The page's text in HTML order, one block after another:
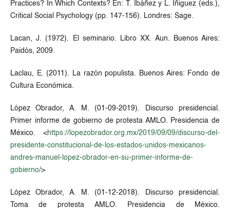
Practices? In Which Contexts? En: T. Ibáñez y L. Íñiguez (eds.),
Critical Social Psychology (pp. 147-156). Londres: Sage.
Lacan, J. (1972). El seminario. Libro XX. Aun. Buenos Aires:
Paidós, 2009.
Laclau, E. (2011). La razón populista. Buenos Aires: Fondo de
Cultura Económica.
López Obrador, A. M. (01-09-2019). Discurso presidencial.
Primer informe de gobierno de protesta AMLO. Presidencia de
México. <https://lopezobrador.org.mx/2019/09/09/discurso-del-
presidente-constitucional-de-los-estados-unidos-mexicanos-
andres-manuel-lopez-obrador-en-su-primer-informe-de-
gobierno/>
López Obrador, A. M. (01-12-2018). Discurso presidencial.
Toma de protesta AMLO. Presidencia de México.